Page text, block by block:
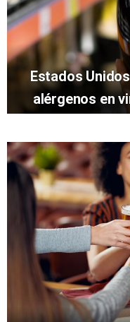
Estados
alérgenos en